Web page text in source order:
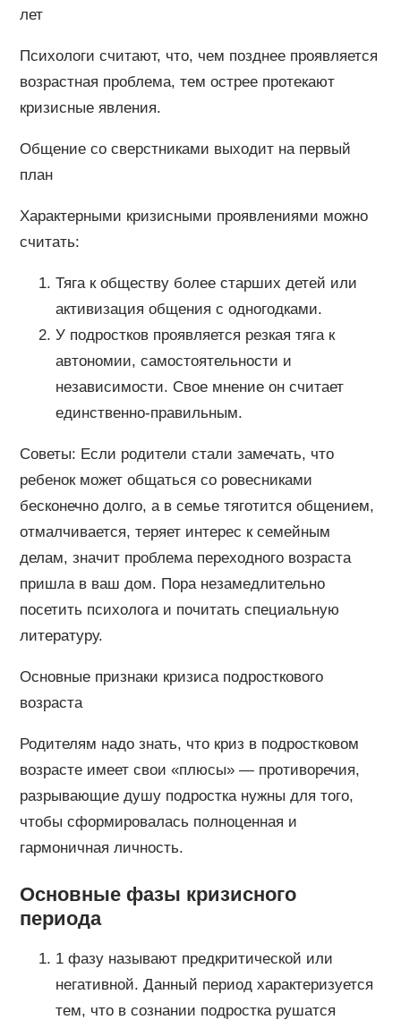
лет
Психологи считают, что, чем позднее проявляется
возрастная проблема, тем острее протекают
кризисные явления.
Общение со сверстниками выходит на первый
план
Характерными кризисными проявлениями можно
считать:
Тяга к обществу более старших детей или
активизация общения с одногодками.
У подростков проявляется резкая тяга к
автономии, самостоятельности и
независимости. Свое мнение он считает
единственно-правильным.
Советы: Если родители стали замечать, что
ребенок может общаться со ровесниками
бесконечно долго, а в семье тяготится общением,
отмалчивается, теряет интерес к семейным
делам, значит проблема переходного возраста
пришла в ваш дом. Пора незамедлительно
посетить психолога и почитать специальную
литературу.
Основные признаки кризиса подросткового
возраста
Родителям надо знать, что криз в подростковом
возрасте имеет свои «плюсы» — противоречия,
разрывающие душу подростка нужны для того,
чтобы сформировалась полноценная и
гармоничная личность.
Основные фазы кризисного
периода
1 фазу называют предкритической или
негативной. Данный период характеризуется
тем, что в сознании подростка рушатся